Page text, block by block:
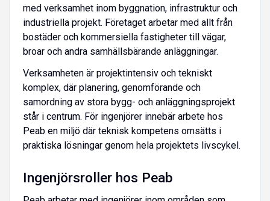
med verksamhet inom byggnation, infrastruktur och
industriella projekt. Företaget arbetar med allt från
bostäder och kommersiella fastigheter till vägar,
broar och andra samhällsbärande anläggningar.
Verksamheten är projektintensiv och tekniskt
komplex, där planering, genomförande och
samordning av stora bygg- och anläggningsprojekt
står i centrum. För ingenjörer innebär arbete hos
Peab en miljö där teknisk kompetens omsätts i
praktiska lösningar genom hela projektets livscykel.
Ingenjörsroller hos Peab